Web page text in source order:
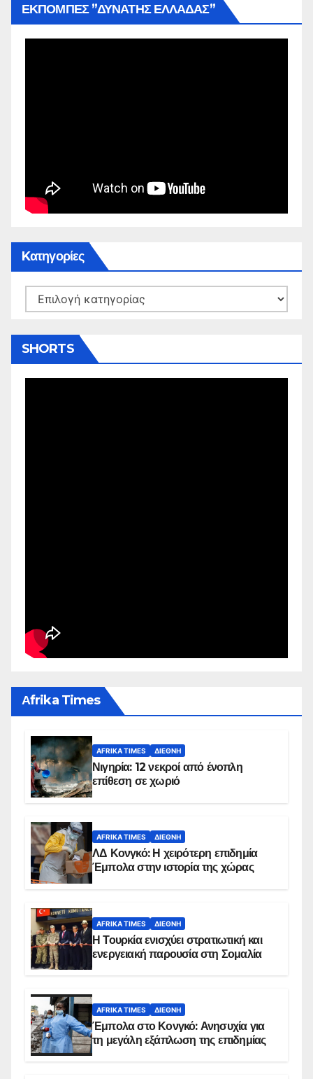
ΕΚΠΟΜΠΕΣ ”ΔΥΝΑΤΗΣ ΕΛΛΑΔΑΣ”
Kατηγορίες
Kατηγορίες
SHORTS
Αfrika Times
AFRIKA TIMES ΔΙΕΘΝΉ
Νιγηρία: 12 νεκροί από ένοπλη
επίθεση σε χωριό
AFRIKA TIMES ΔΙΕΘΝΉ
ΛΔ Κονγκό: Η χειρότερη επιδημία
Έμπολα στην ιστορία της χώρας
AFRIKA TIMES ΔΙΕΘΝΉ
Η Τουρκία ενισχύει στρατιωτική και
ενεργειακή παρουσία στη Σομαλία
AFRIKA TIMES ΔΙΕΘΝΉ
Έμπολα στο Κονγκό: Ανησυχία για
τη μεγάλη εξάπλωση της επιδημίας